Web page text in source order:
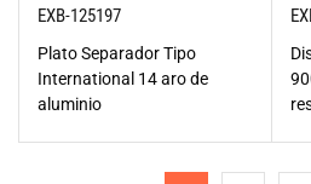
EXB-125197
Plato Separador Tipo
International 14 aro de
aluminio